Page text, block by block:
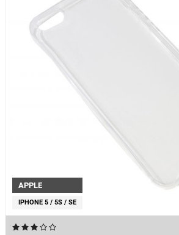
APPLE
IPHONE 5 / 5S / SE